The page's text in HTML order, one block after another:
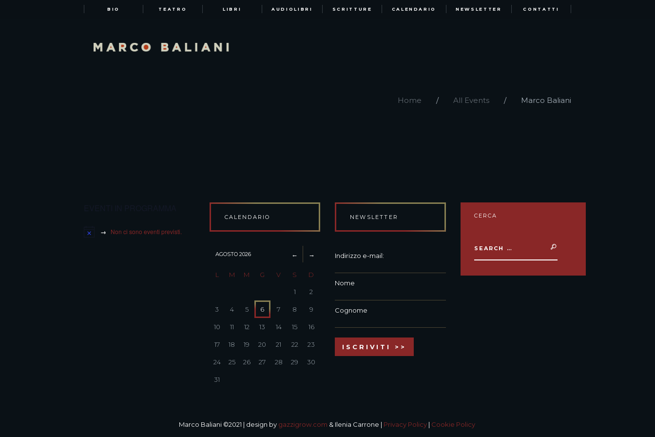
BIO TEATRO LIBRI AUDIOLIBRI SCRITTURE CALENDARIO NEWSLETTER CONTATTI
Home All Events Marco Baliani
Non ci sono eventi previsti.
CALENDARIO
AGOSTO 2026
L M M G V S D
1 2
3 4 5 6 7 8 9
10 11 12 13 14 15 16
17 18 19 20 21 22 23
24 25 26 27 28 29 30
31
NEWSLETTER
Indirizzo e-mail:
Nome
Cognome
CERCA
Marco Baliani ©2021 | design by gazzigrow.com & Ilenia Carrone | Privacy Policy| Cookie Policy